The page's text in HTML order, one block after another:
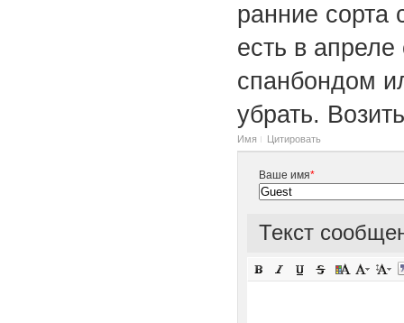
ранние сорта
есть в
спанбондом
убрать.
Имя Цитировать
Ваше имя*
Текст